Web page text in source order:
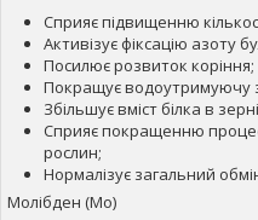
Сприяє підвищенню
Активізує фіксацію азоту
Посилює розвиток коріння;
Покращує водоутримуючу
Збільшує вміст білка в
Сприяє покращенню
рослин;
Нормалізує загальний
Молібден (Mo)